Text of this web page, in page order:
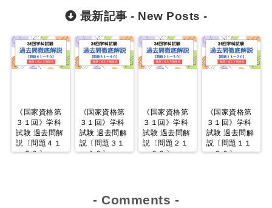
最新記事 - New Posts -
《国家資格第
３１回》学科
試験 過去問解
説〔問題４１
～５０〕
《国家資格第
３１回》学科
試験 過去問解
説〔問題３１
～４０〕
《国家資格第
３１回》学科
試験 過去問解
説〔問題２１
～３０〕
《国家資格第
３１回》学科
試験 過去問解
説〔問題１１
～２０〕
- Comments -